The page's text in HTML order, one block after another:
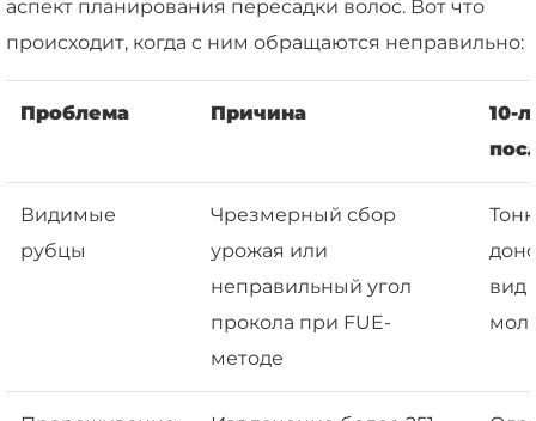
аспект планирования пересадки волос. Вот что
происходит, когда с ним обращаются неправильно:
Проблема Причина
10-
Видимые
рубцы
Чрезмерный сбор
урожая или
неправильный угол
прокола при FUE-
методе
вид